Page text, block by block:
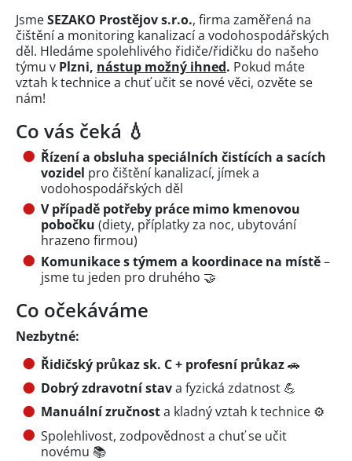
JsmeSEZAKO Prostějov s.r.o., firma zaměřená na
čištění a monitoring kanalizací a vodohospodářských
děl. Hledáme spolehlivého řidiče/řidičku do našeho
týmu v Plzni, nástup možný ihned. Pokud máte
vztah k technice a chuť učit se nové věci, ozvěte se
nám!
Co vás čeká 💧
Řízení a obsluha speciálních čistících a sacích
vozidel pro čištění kanalizací, jímek a
vodohospodářských děl
V případě potřeby práce mimo kmenovou
pobočku (diety, příplatky za noc, ubytování
hrazeno firmou)
Komunikace s týmem a koordinace na místě–
jsme tu jeden pro druhého 🤝
Co očekáváme
Nezbytné:
Řidičský průkaz sk. C + profesní průkaz🚗
Dobrý zdravotní stava fyzická zdatnost 💪
Manuální zručnosta kladný vztah k technice ⚙️
Spolehlivost, zodpovědnost a chuť se učit
novému 📚